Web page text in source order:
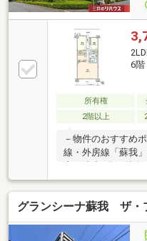
6
所有権
2階以上
－物件のおすすめ
線・外房線「蘇我
ンロ搭載の対面式
ーゼット等、各居
不在時の荷受けも
ルク フォルテ蘇我
ン千葉宮崎1丁目店
グランシーナ蘇我 ザ・